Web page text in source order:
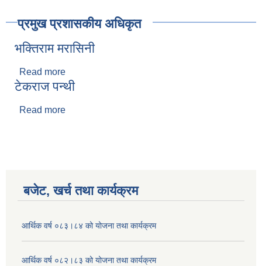
प्रमुख प्रशासकीय अधिकृत
भक्तिराम मरासिनी
Read more
टेकराज पन्थी
Read more
बजेट, खर्च तथा कार्यक्रम
आर्थिक वर्ष ०८३।८४ को योजना तथा कार्यक्रम
आर्थिक वर्ष ०८२।८३ को योजना तथा कार्यक्रम